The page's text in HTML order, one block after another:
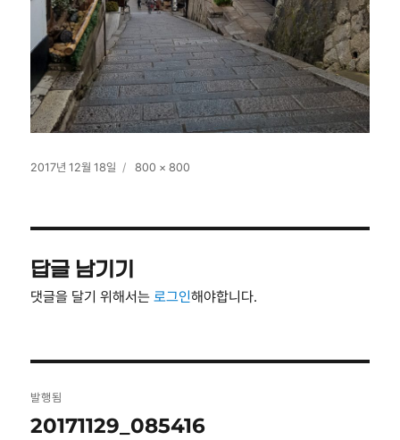
작
2017년 12월 18일
전
800 × 800
답글 남기기
댓글을 달기 위해서는로그인해야합니다.
탐
발행됨
20171129_085416